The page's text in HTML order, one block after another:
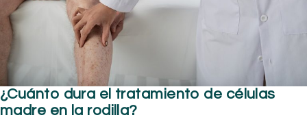
¿Cuánto dura el tratamiento de células
madre en la rodilla?